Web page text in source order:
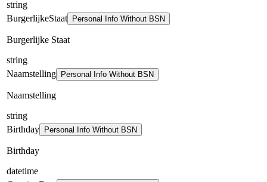
string
BurgerlijkeStaat
Personal Info Without BSN
Burgerlijke Staat
string
Naamstelling
Personal Info Without BSN
Naamstelling
string
Birthday
Personal Info Without BSN
Birthday
datetime